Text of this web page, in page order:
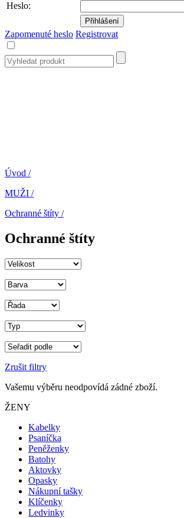
Heslo:
Zapomenuté heslo Registrovat
Úvod /
MUŽI /
Ochranné štíty /
Ochranné štíty
Zrušit filtry
Vašemu výběru neodpovídá zádné zboží.
ŽENY
Kabelky
Psaníčka
Peněženky
Batohy
Aktovky
Opasky
Nákupní tašky
Klíčenky
Ledvinky